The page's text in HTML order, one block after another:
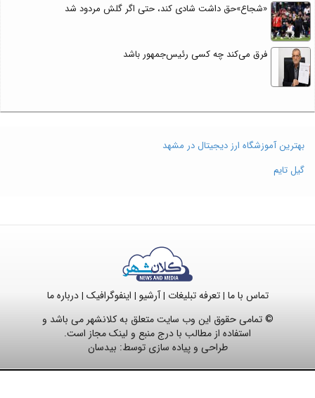
«شجاع»حق داشت شادی کند، حتی اگر گلش مردود شد
فرق می‌کند چه کسی رئیس‌جمهور باشد
بهترین آموزشگاه ارز دیجیتال در مشهد
گیل تایم
تماس با ما |تعرفه تبلیغات |آرشیو | اینفوگرافیک |درباره ما
© تمامی حقوق این وب سایت متعلق به کلانشهر می باشد و
استفاده از مطالب با درج منبع و لینک مجاز است.
طراحی و پیاده سازی توسط: بیدسان